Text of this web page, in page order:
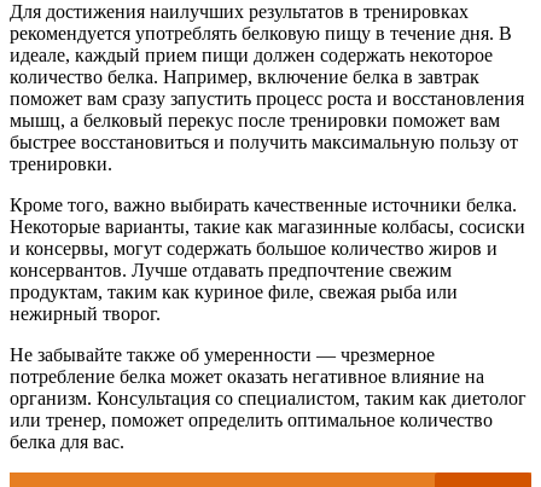
Для достижения наилучших результатов в тренировках
рекомендуется употреблять белковую пищу в течение дня. В
идеале, каждый прием пищи должен содержать некоторое
количество белка. Например, включение белка в завтрак
поможет вам сразу запустить процесс роста и восстановления
мышц, а белковый перекус после тренировки поможет вам
быстрее восстановиться и получить максимальную пользу от
тренировки.
Кроме того, важно выбирать качественные источники белка.
Некоторые варианты, такие как магазинные колбасы, сосиски
и консервы, могут содержать большое количество жиров и
консервантов. Лучше отдавать предпочтение свежим
продуктам, таким как куриное филе, свежая рыба или
нежирный творог.
Не забывайте также об умеренности — чрезмерное
потребление белка может оказать негативное влияние на
организм. Консультация со специалистом, таким как диетолог
или тренер, поможет определить оптимальное количество
белка для вас.